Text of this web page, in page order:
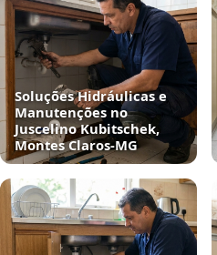
Soluções Hidráulicas e
Manutenções no
Juscelino Kubitschek,
Montes Claros‑MG